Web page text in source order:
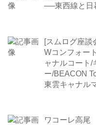
──東西線と日
[スムログ座談
Wコンフォー
ャナルコート/
ー/BEACON
東雲キャナル
ワコーレ高尾